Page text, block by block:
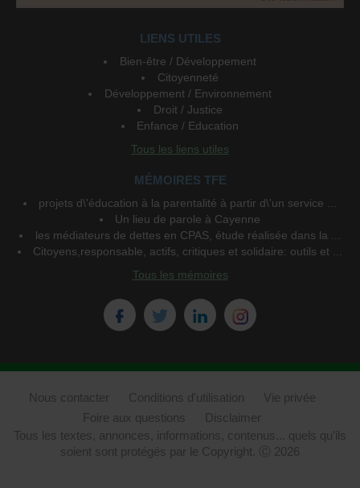
LIENS UTILES
Bien-être / Développement
Citoyenneté
Développement / Environnement
Droit / Justice
Enfance / Education
Tous les liens utiles
MÉMOIRES TFE
projets d\'éducation à la parentalité à partir d\'un service ...
Un lieu de parole à Cayenne
les médiateurs de dettes en CPAS, étude réalisée dans la ...
Citoyens,responsable, actifs, critiques et solidaire: outils et ...
Tous les mémoires
Nous contacter Conditions d'utilisation
Vie privée
Foire aux questions
Disclaimer
Tous les textes, annonces, informations, contenus... quels qu’ils
soient sont protégés par le Copyright. Ⓒ 2026